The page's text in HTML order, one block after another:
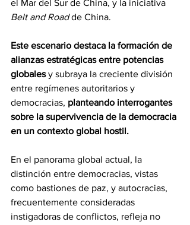
el Mar del Sur de China, y la iniciativa
Belt and Road de China.
Este escenario destaca la formación de
alianzas estratégicas entre potencias
globales y subraya la creciente división
entre regímenes autoritarios y
democracias, planteando interrogantes
sobre la supervivencia de la democracia
en un contexto global hostil.
En el panorama global actual, la
distinción entre democracias, vistas
como bastiones de paz, y autocracias,
frecuentemente consideradas
instigadoras de conflictos, refleja no